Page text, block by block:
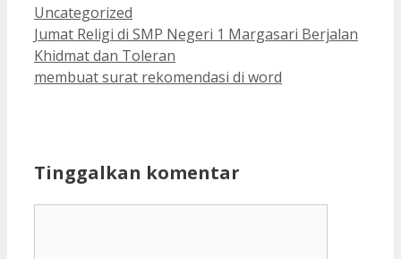
Kategori
Uncategorized
Jumat Religi di SMP Negeri 1 Margasari Berjalan
Khidmat dan Toleran
membuat surat rekomendasi di word
Tinggalkan komentar